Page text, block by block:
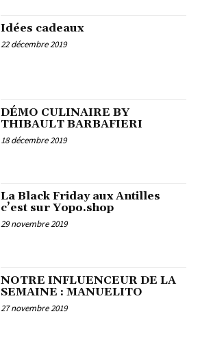
Idées cadeaux
22 décembre 2019
DÉMO CULINAIRE BY
THIBAULT BARBAFIERI
18 décembre 2019
La Black Friday aux Antilles
c’est sur Yopo.shop
29 novembre 2019
NOTRE INFLUENCEUR DE LA
SEMAINE : MANUELITO
27 novembre 2019